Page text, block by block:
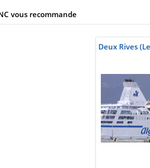
vous recommande
Deux Rives